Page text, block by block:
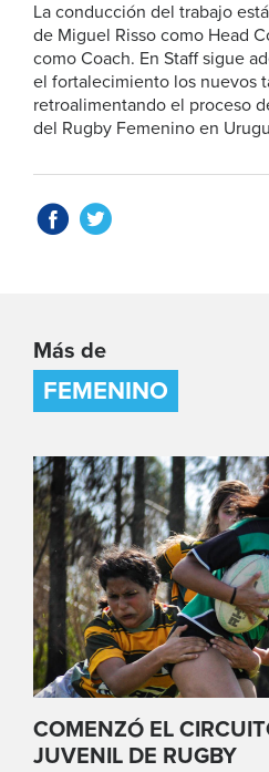
La conducción del trabajo
de Miguel Risso como Head
como Coach. En Staff sigue
el fortalecimiento los nuevos
retroalimentando el proceso
del Rugby Femenino en
Más de
FEMENINO
COMENZÓ EL
JUVENIL DE RUGBY